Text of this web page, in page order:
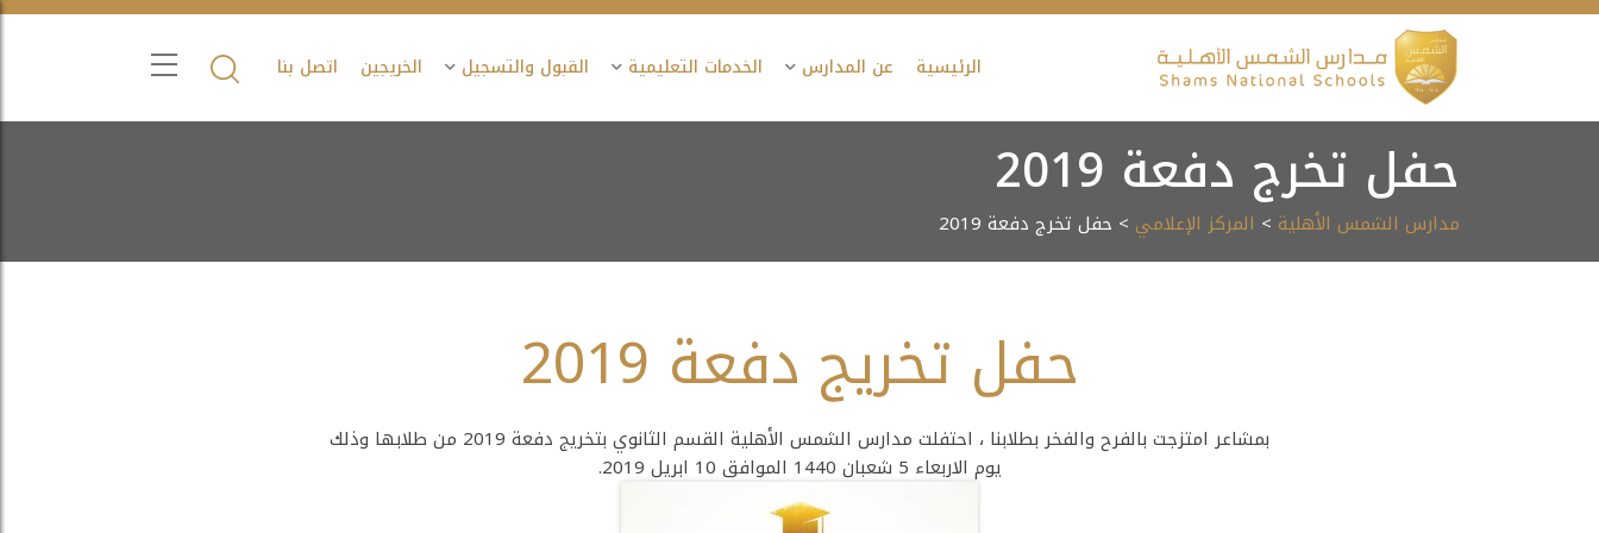
Skip
الرئيسية عن المدارس الخدمات التعليمية القبول والتسجيل الخريجين اتصل بنا
حفل تخرج دفعة 2019
مدارس الشمس الأهلية > المركز الإعلامي > حفل تخرج دفعة 2019
حفل تخريج دفعة 2019
بمشاعر امتزجت بالفرح والفخر بطلابنا ، احتفلت مدارس الشمس الأهلية القسم الثانوي بتخريج دفعة 2019 من طلابها وذلك
يوم الاربعاء 5 شعبان 1440 الموافق 10 ابريل 2019.